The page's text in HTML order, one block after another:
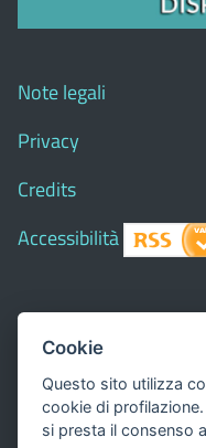
Note legali
Privacy
Credits
Accessibilità
© 2018 Comune di
del Comune -
Questo sito utilizza,
Cookie
Questo sito utilizza
cookie di
si presta il consenso